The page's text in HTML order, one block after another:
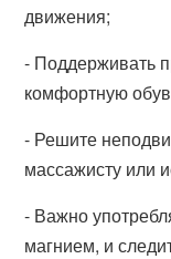
движения;
- Поддерживать
комфортную
- Решите
массажисту или
- Важно
магнием, и